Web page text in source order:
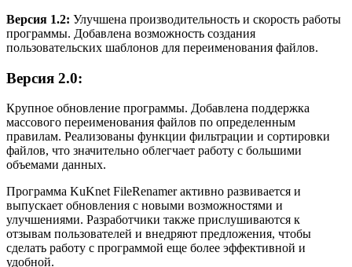
Версия 1.2: Улучшена производительность и скорость работы
программы. Добавлена возможность создания
пользовательских шаблонов для переименования файлов.
Версия 2.0:
Крупное обновление программы. Добавлена поддержка
массового переименования файлов по определенным
правилам. Реализованы функции фильтрации и сортировки
файлов, что значительно облегчает работу с большими
объемами данных.
Программа KuKnet FileRenamer активно развивается и
выпускает обновления с новыми возможностями и
улучшениями. Разработчики также прислушиваются к
отзывам пользователей и внедряют предложения, чтобы
сделать работу с программой еще более эффективной и
удобной.